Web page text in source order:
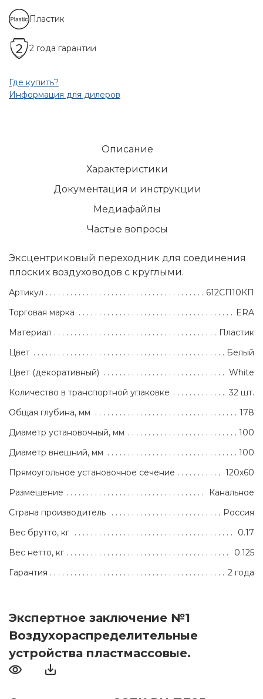
Пластик
2 года гарантии
Где купить?
Информация для дилеров
Описание
Характеристики
Документация и инструкции
Медиафайлы
Частые вопросы
Эксцентриковый переходник для соединения
плоских воздуховодов с круглыми.
Артикул
612СП10КП
Торговая марка
ERA
Материал
Пластик
Цвет
Белый
Цвет (декоративный)
White
Количество в транспортной упаковке
32 шт.
Общая глубина, мм
178
Диаметр установочный, мм
100
Диаметр внешний, мм
100
Прямоугольное установочное сечение
120х60
Размещение
Канальное
Страна производитель
Россия
Вес брутто, кг
0.17
Вес нетто, кг
0.125
Гарантия
2 года
Экспертное заключение №1
Воздухораспределительные
устройства пластмассовые.